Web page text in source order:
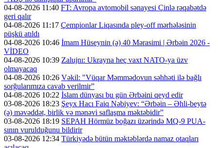
04-08-2026 11:40 FT: Avropa avtomobil sənayesi Çinlə rəqabətdə
geri qalır
04-08-2026 11:17 Çempionlar Liqasında pley-off mərhələsinin
püşkü atıldı
04-08-2026 10:46 İmam Hüseynin (ə) 40 Mərasimi | Ərbəin 2026 -
VİDEO
04-08-2026 10:39 Zalujnı: Ukrayna heç vaxt NATO-ya üzv
olmayacaq
04-08-2026 10:26 Vəkil: "Vüqar Məmmədovun səhhəti ilə bağlı
sorğularımıza cavab verilmir”
04-08-2026 10:22 İslam dünyası bu gün Ərbəini qeyd edir
03-08-2026 18:23 Şeyx Hacı Faiq Nəbiyev: “Ərbəin – Əhli-beytə
(ə) məvəddət, birlik və mənəvi saflaşma məktəbidir”
03-08-2026 18:19 SEPAH Hörmüz boğazı üzərində MQ-9 PUA-
sının vurulduğunu bildirir
03-08-2026 12:34 Türkiyədə bütün məktəblərdə namaz otaqları